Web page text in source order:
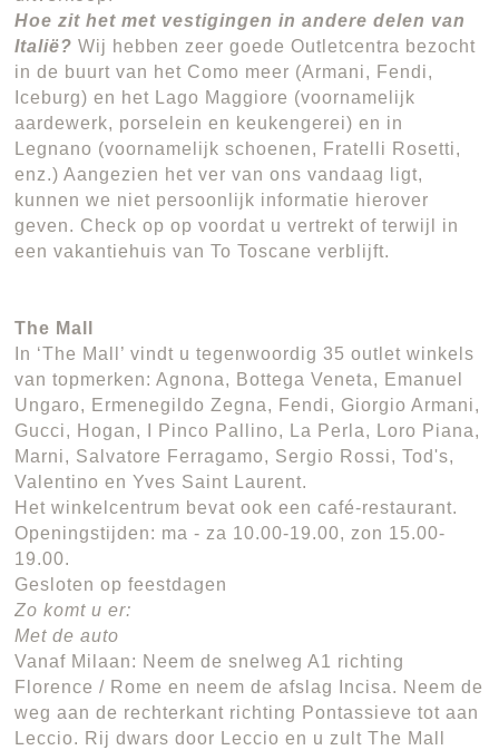
Hoe zit het met vestigingen in andere delen van
Italië? Wij hebben zeer goede Outletcentra bezocht
in de buurt van het Como meer (Armani, Fendi,
Iceburg) en het Lago Maggiore (voornamelijk
aardewerk, porselein en keukengerei) en in
Legnano (voornamelijk schoenen, Fratelli Rosetti,
enz.) Aangezien het ver van ons vandaag ligt,
kunnen we niet persoonlijk informatie hierover
geven. Check op op voordat u vertrekt of terwijl in
een vakantiehuis van To Toscane verblijft.
The Mall
In ‘The Mall’ vindt u tegenwoordig 35 outlet winkels
van topmerken: Agnona, Bottega Veneta, Emanuel
Ungaro, Ermenegildo Zegna, Fendi, Giorgio Armani,
Gucci, Hogan, I Pinco Pallino, La Perla, Loro Piana,
Marni, Salvatore Ferragamo, Sergio Rossi, Tod's,
Valentino en Yves Saint Laurent.
Het winkelcentrum bevat ook een café-restaurant.
Openingstijden: ma - za 10.00-19.00, zon 15.00-
19.00.
Gesloten op feestdagen
Zo komt u er:
Met de auto
Vanaf Milaan: Neem de snelweg A1 richting
Florence / Rome en neem de afslag Incisa. Neem de
weg aan de rechterkant richting Pontassieve tot aan
Leccio. Rij dwars door Leccio en u zult The Mall